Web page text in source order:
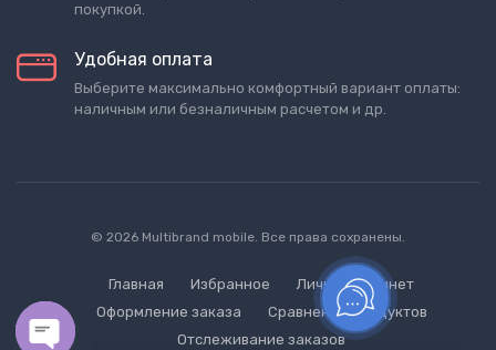
покупкой.
Удобная оплата
Выберите максимально комфортный вариант оплаты:
наличным или безналичным расчетом и др.
© 2026 Multibrand mobile. Все права сохранены.
Главная Избранное
Личный кабинет
Оформление заказа
Сравнение продуктов
Отслеживание заказов